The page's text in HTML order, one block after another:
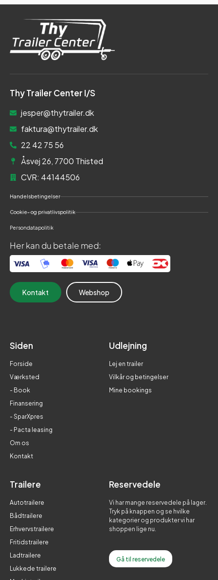
Thy Trailer Center I/S
jesper@thytrailer.dk
faktura@thytrailer.dk
22 42 75 56
Åsvej 26, 7700 Thisted
CVR: 44144506
Handelsbetingelser
Cookie- og privatlivspolitik
Persondatapolitik
Her kan du betale med:
Kontakt Webshop
Siden
Forside
Værksted
- Book
Finansering
- SparXpres
- Pacta leasing
Om os
Kontakt
Udlejning
Lej en trailer
Vilkår og betingelser
Mine bookings
Trailere
Autotrailere
Bådtrailere
Erhvervstrailere
Fritidstrailere
Ladtrailere
Lukkede trailere
Reservedele
Vi har mange reservedele på lager.
Tryk på knappen og se hvilke
kategorier og produkter vi har
shoppen lige nu.
Gå til reservedele